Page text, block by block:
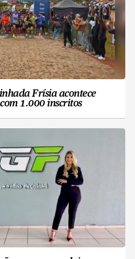
Frísia acontece
1.000 inscritos